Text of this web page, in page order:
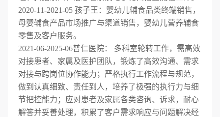
2020-11-2021-05 孩子王：婴幼儿辅食品类终端销售，
母婴辅食产品市场推广与渠道销售，婴幼儿营养辅食
零售及客户服务。
2021-06-2025-06普仁医院： 多科室轮转工作，需高效
对接患者、家属及医护团队，锻炼了高效沟通、需求
对接与跨岗位协作能力；严格执行工作流程与规范，
做到认真细致、责任到人，培养了极强的执行力与细
节把控能力；应对患者及家属各类咨询、诉求，耐心
解答并妥善处理，积累了客户需求响应与问题解决经